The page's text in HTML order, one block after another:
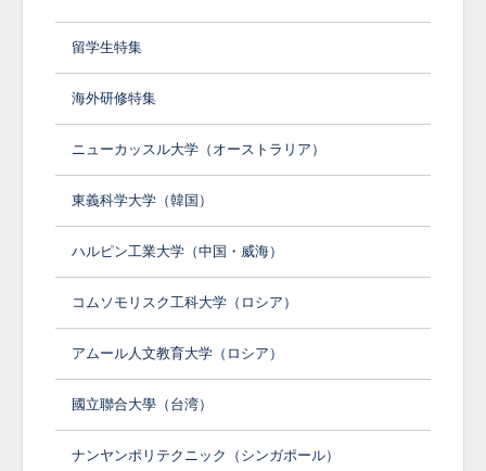
留学生特集
海外研修特集
ニューカッスル大学（オーストラリア）
東義科学大学（韓国）
ハルピン工業大学（中国・威海）
コムソモリスク工科大学（ロシア）
アムール人文教育大学（ロシア）
國立聯合大學（台湾）
ナンヤンポリテクニック（シンガポール）